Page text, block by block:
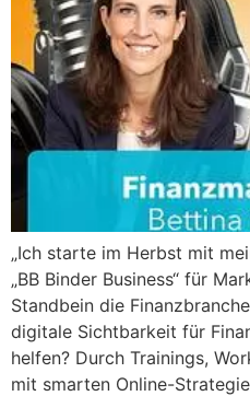
„Ich starte im Herbst mit
„BB Binder Business“ für
Standbein die
digitale Sichtbarkeit für
helfen? Durch Trainings,
mit smarten Online-